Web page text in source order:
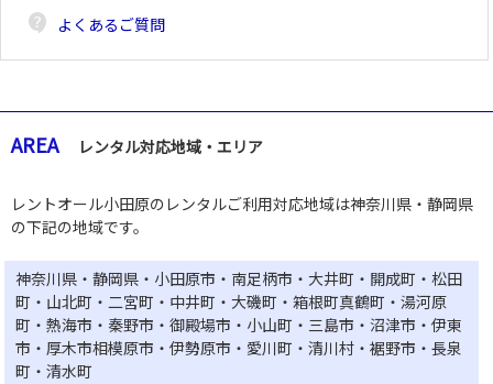
contact_support よくあるご質問
AREA レンタル対応地域・エリア
レントオール小田原のレンタルご利用対応地域は神奈川県・静岡県
の下記の地域です。
神奈川県・静岡県・小田原市・南足柄市・大井町・開成町・松田
町・山北町・二宮町・中井町・大磯町・箱根町真鶴町・湯河原
町・熱海市・秦野市・御殿場市・小山町・三島市・沼津市・伊東
市・厚木市相模原市・伊勢原市・愛川町・清川村・裾野市・長泉
町・清水町